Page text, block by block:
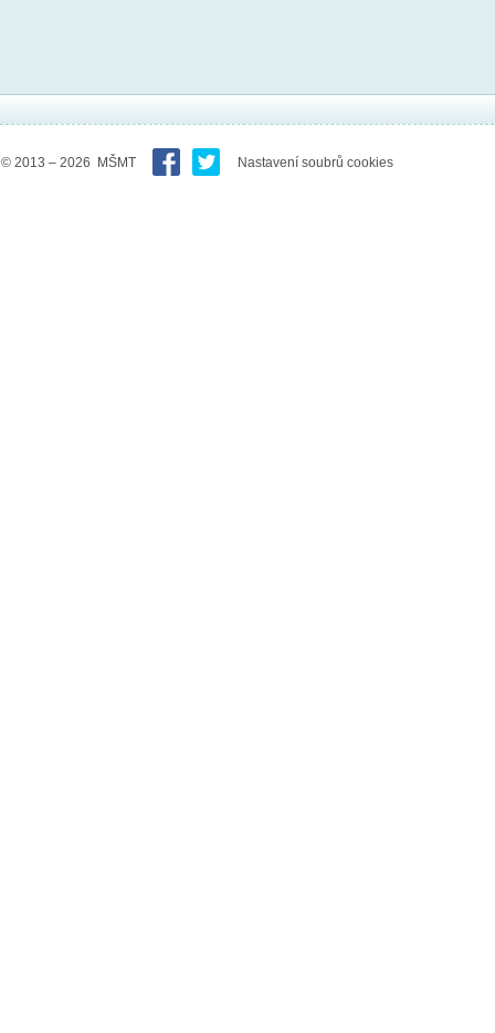
© 2013 – 2026 MŠMT Nastavení soubrů cookies